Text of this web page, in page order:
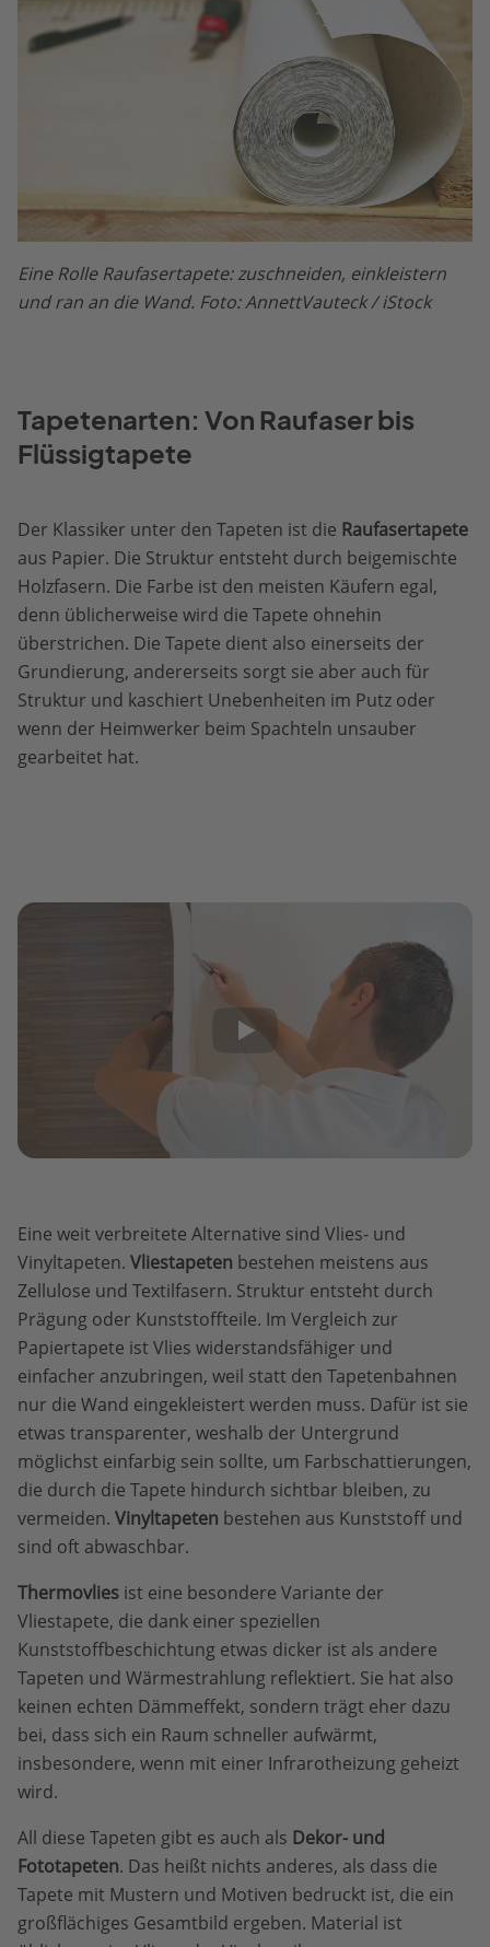
Eine Rolle Raufasertapete: zuschneiden, einkleistern
und ran an die Wand. Foto: AnnettVauteck / iStock
Tapetenarten: Von Raufaser bis
Flüssigtapete
Der Klassiker unter den Tapeten ist die Raufasertapete
aus Papier. Die Struktur entsteht durch beigemischte
Holzfasern. Die Farbe ist den meisten Käufern egal,
denn üblicherweise wird die Tapete ohnehin
überstrichen. Die Tapete dient also einerseits der
Grundierung, andererseits sorgt sie aber auch für
Struktur und kaschiert Unebenheiten im Putz oder
wenn der Heimwerker beim Spachteln unsauber
gearbeitet hat.
Eine weit verbreitete Alternative sind Vlies- und
Vinyltapeten. Vliestapeten bestehen meistens aus
Zellulose und Textilfasern. Struktur entsteht durch
Prägung oder Kunststoffteile. Im Vergleich zur
Papiertapete ist Vlies widerstandsfähiger und
einfacher anzubringen, weil statt den Tapetenbahnen
nur die Wand eingekleistert werden muss. Dafür ist sie
etwas transparenter, weshalb der Untergrund
möglichst einfarbig sein sollte, um Farbschattierungen,
die durch die Tapete hindurch sichtbar bleiben, zu
vermeiden. Vinyltapeten bestehen aus Kunststoff und
sind oft abwaschbar.
Thermovlies ist eine besondere Variante der
Vliestapete, die dank einer speziellen
Kunststoffbeschichtung etwas dicker ist als andere
Tapeten und Wärmestrahlung reflektiert. Sie hat also
keinen echten Dämmeffekt, sondern trägt eher dazu
bei, dass sich ein Raum schneller aufwärmt,
insbesondere, wenn mit einer Infrarotheizung geheizt
wird.
All diese Tapeten gibt es auch als Dekor- und
Fototapeten. Das heißt nichts anderes, als dass die
Tapete mit Mustern und Motiven bedruckt ist, die ein
großflächiges Gesamtbild ergeben. Material ist